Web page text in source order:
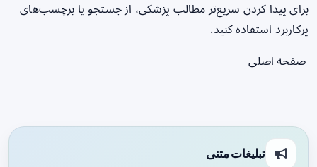
برای پیدا کردن سریع‌تر مطالب پزشکی، از جستجو یا برچسب‌های
پرکاربرد استفاده کنید.
صفحه اصلی
تبلیغات متنی